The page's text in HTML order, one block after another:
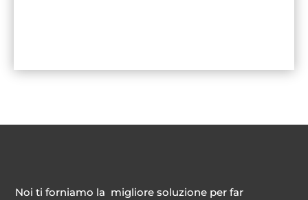
Noi ti forniamo la migliore soluzione per far